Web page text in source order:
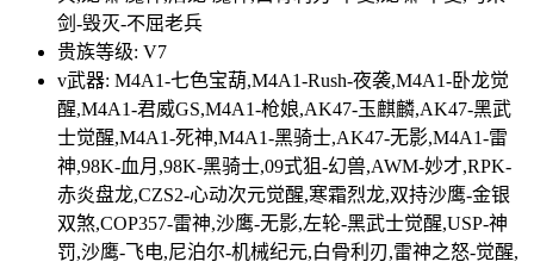
剑-毁灭-不屈老兵
贵族等级: V7
v武器: M4A1-七色宝葫,M4A1-Rush-夜袭,M4A1-卧龙觉
醒,M4A1-君威GS,M4A1-枪娘,AK47-玉麒麟,AK47-黑武
士觉醒,M4A1-死神,M4A1-黑骑士,AK47-无影,M4A1-雷
神,98K-血月,98K-黑骑士,09式狙-幻兽,AWM-妙才,RPK-
赤炎盘龙,CZS2-心动次元觉醒,寒霜烈龙,双持沙鹰-金银
双煞,COP357-雷神,沙鹰-无影,左轮-黑武士觉醒,USP-神
罚,沙鹰-飞电,尼泊尔-机械纪元,白骨利刃,雷神之怒-觉醒,